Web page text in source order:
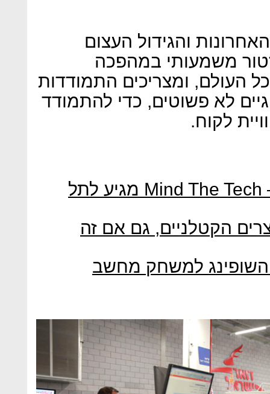
והגידול העצום
משמעותי במהפכה
העולם, ומצריכים התמודדות
לא פשוטים, כדי להתמודד
לקוח.
סנאפ, NSO וליאור סושרד – Mind The Tech מגיע לתל
הקטלניים, גם אם זה
למשחק מחשב